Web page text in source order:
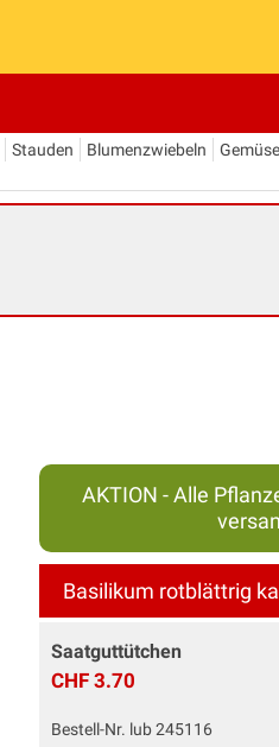
Stauden Blumenzwiebeln Gemüse
AKTION - Alle
Basilikum rotblättrig
Saatguttütchen
CHF 3.70
Bestell-Nr. lub 245116